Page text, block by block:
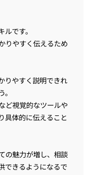
です。
りやすく伝えるため
りやすく説明できれ
ど視覚的なツールや
具体的に伝えること
の魅力が増し、相談
できるようになるで